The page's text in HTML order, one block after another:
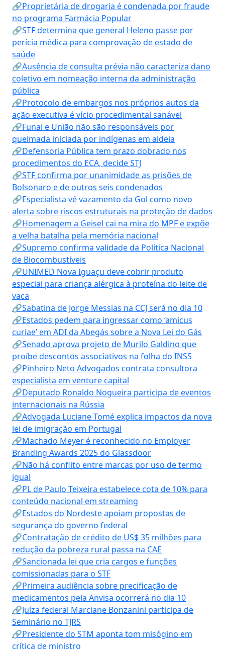
🔗Proprietária de drogaria é condenada por fraude
no programa Farmácia Popular
🔗STF determina que general Heleno passe por
perícia médica para comprovação de estado de
saúde
🔗Ausência de consulta prévia não caracteriza dano
coletivo em nomeação interna da administração
pública
🔗Protocolo de embargos nos próprios autos da
ação executiva é vício procedimental sanável
🔗Funai e União não são responsáveis por
queimada iniciada por indígenas em aldeia
🔗Defensoria Pública tem prazo dobrado nos
procedimentos do ECA, decide STJ
🔗STF confirma por unanimidade as prisões de
Bolsonaro e de outros seis condenados
🔗Especialista vê vazamento da Gol como novo
alerta sobre riscos estruturais na proteção de dados
🔗Homenagem a Geisel cai na mira do MPF e expõe
a velha batalha pela memória nacional
🔗Supremo confirma validade da Política Nacional
de Biocombustíveis
🔗UNIMED Nova Iguaçu deve cobrir produto
especial para criança alérgica à proteína do leite de
vaca
🔗Sabatina de Jorge Messias na CCJ será no dia 10
🔗Estados pedem para ingressar como ‘amicus
curiae’ em ADI da Abegás sobre a Nova Lei do Gás
🔗Senado aprova projeto de Murilo Galdino que
proíbe descontos associativos na folha do INSS
🔗Pinheiro Neto Advogados contrata consultora
especialista em venture capital
🔗Deputado Ronaldo Nogueira participa de eventos
internacionais na Rússia
🔗Advogada Luciane Tomé explica impactos da nova
lei de imigração em Portugal
🔗Machado Meyer é reconhecido no Employer
Branding Awards 2025 do Glassdoor
🔗Não há conflito entre marcas por uso de termo
igual
🔗PL de Paulo Teixeira estabelece cota de 10% para
conteúdo nacional em streaming
🔗Estados do Nordeste apoiam propostas de
segurança do governo federal
🔗Contratação de crédito de US$ 35 milhões para
redução da pobreza rural passa na CAE
🔗Sancionada lei que cria cargos e funções
comissionadas para o STF
🔗Primeira audiência sobre precificação de
medicamentos pela Anvisa ocorrerá no dia 10
🔗Juíza federal Marciane Bonzanini participa de
Seminário no TJRS
🔗Presidente do STM aponta tom misógino em
crítica de ministro